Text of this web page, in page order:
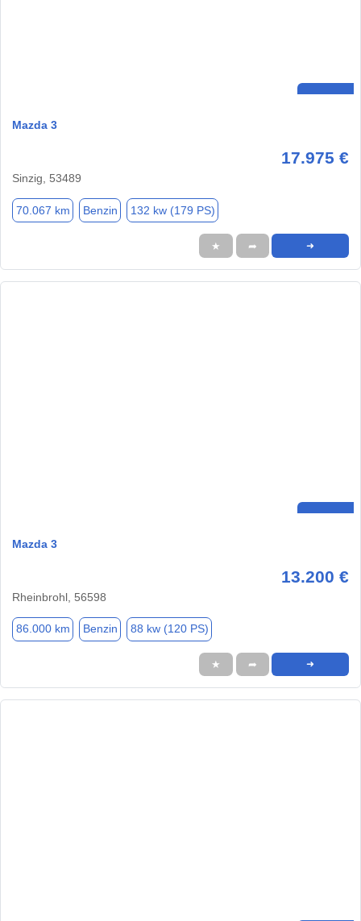
Mazda 3
17.975 €
Sinzig, 53489
70.067 km Benzin 132 kw (179 PS)
★ ➦ ➜
Mazda 3
13.200 €
Rheinbrohl, 56598
86.000 km Benzin 88 kw (120 PS)
★ ➦ ➜